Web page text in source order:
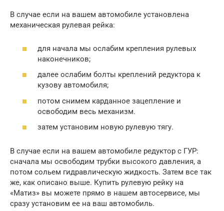
В случае если на вашем автомобиле установлена
механическая рулевая рейка:
для начала мы ослабим крепления рулевых
наконечников;
далее ослабим болты креплений редуктора к
кузову автомобиля;
потом снимем карданное зацепление и
освободим весь механизм.
затем установим новую рулевую тягу.
В случае если на вашем автомобиле редуктор с ГУР:
сначала мы освободим трубки высокого давления, а
потом сольем гидравлическую жидкость. Затем все так
же, как описано выше. Купить рулевую рейку на
«Матиз» вы можете прямо в нашем автосервисе, мы
сразу установим ее на ваш автомобиль.